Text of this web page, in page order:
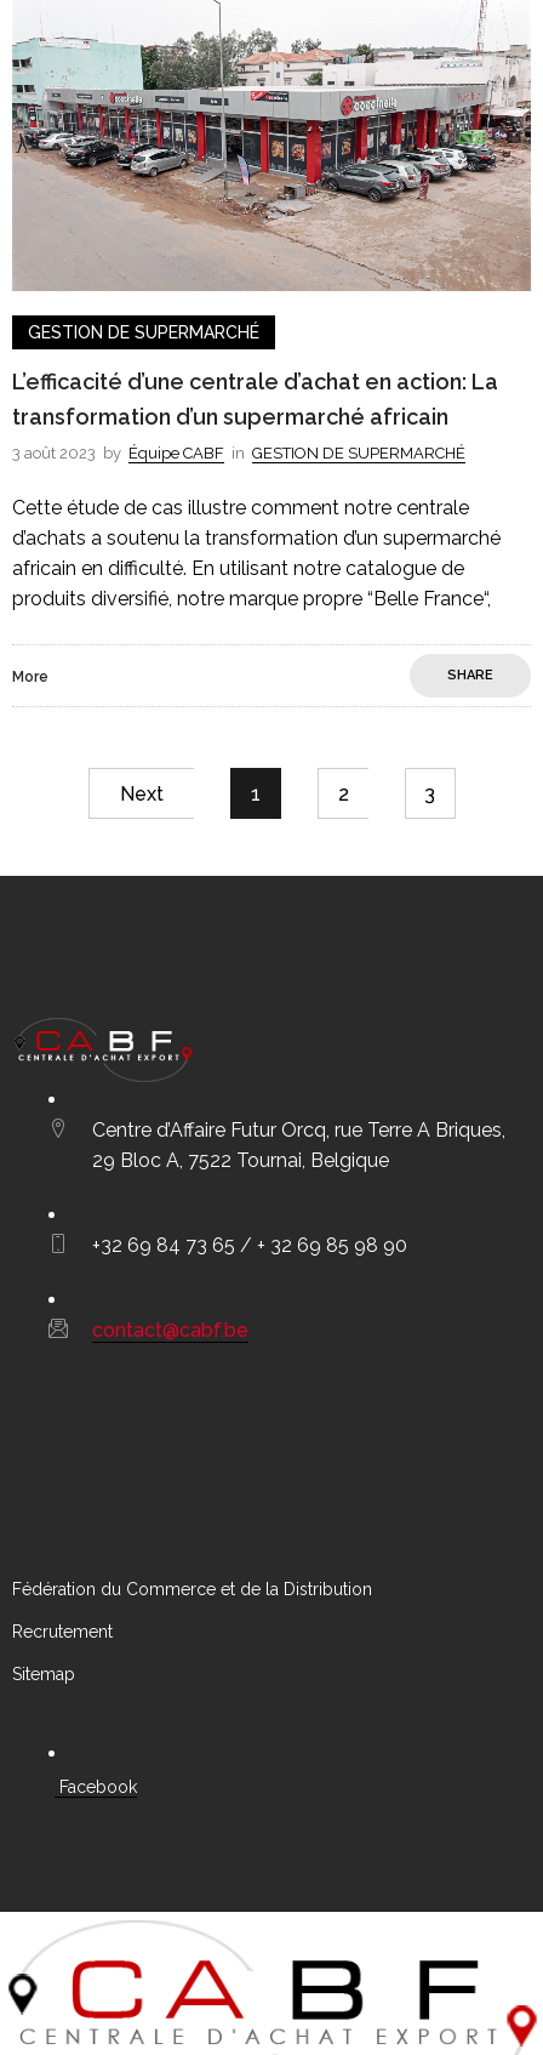
GESTION DE SUPERMARCHÉ
L’efficacité d’une centrale d’achat en action: La
transformation d’un supermarché africain
3 août 2023 by Équipe CABF in GESTION DE SUPERMARCHÉ
Cette étude de cas illustre comment notre centrale
d’achats a soutenu la transformation d’un supermarché
africain en difficulté. En utilisant notre catalogue de
produits diversifié, notre marque propre “Belle France“,
More SHARE
Next 1 2 3
Centre d’Affaire Futur Orcq, rue Terre A Briques,
29 Bloc A, 7522 Tournai, Belgique
+32 69 84 73 65 / + 32 69 85 98 90
contact@cabf.be
Fédération du Commerce et de la Distribution
Recrutement
Sitemap
Facebook